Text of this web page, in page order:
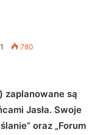
780
zaplanowane są
Jasła. Swoje
oraz „Forum